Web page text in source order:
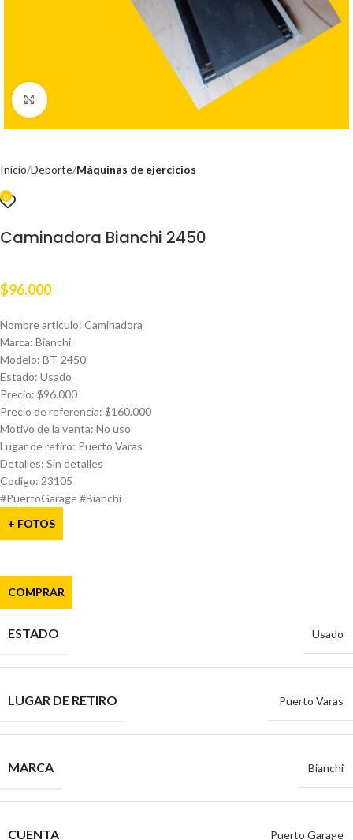
Clic para ampliar
Inicio Deporte Máquinas de ejercicios
0
Caminadora Bianchi 2450
$96.000
Nombre articulo: Caminadora
Marca: Bianchi
Modelo: BT-2450
Estado: Usado
Precio: $96.000
Precio de referencia: $160.000
Motivo de la venta: No uso
Lugar de retiro: Puerto Varas
Detalles: Sin detalles
Codigo: 23105
#PuertoGarage #Bianchi
+ FOTOS
COMPRAR
ESTADO Usado
LUGAR DE RETIRO Puerto Varas
MARCA Bianchi
CUENTA Puerto Garage